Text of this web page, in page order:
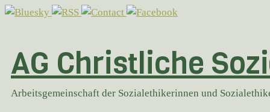
Zum
AG Christliche
Arbeitsgemeinschaft der Sozialethikerinnen und